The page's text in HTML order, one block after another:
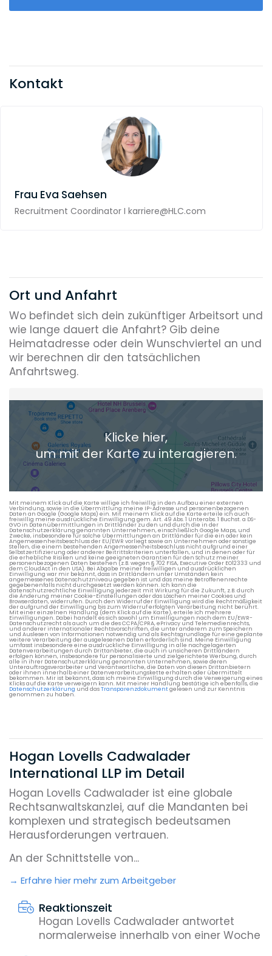
Kontakt
Frau Eva Saehsen
Recruitment Coordinator I karriere@HLC.com
Ort und Anfahrt
Wo befindet sich dein zukünftiger Arbeitsort und
wie lange dauert die Anfahrt? Gib deine
Heimatadresse oder dein Wunschviertel an und
wir berechnen dir den tatsächlichen
Anfahrtsweg.
Heimatadresse oder Wunschort
+ Aktuellen Standort hinzufügen
Die berechneten Anreisezeiten basieren auf den
Verkehrsdaten eines typischen Dienstag morgens um 8:30.
Klicke hier,
um mit der Karte zu interagieren.
Mit meinem Klick auf die Karte willige ich freiwillig in den Aufbau einer externen
Verbindung, sowie in die Übermittlung meine IP-Adresse und personenbezogenen
Daten an Google (Google Maps) ein. Mit meinem Klick auf die Karte erteile ich auch
freiwillig meine ausdrückliche Einwilligung gem. Art. 49 Abs. 1 Unterabs. 1 Buchst. a DS-
GVO in Datenübermittlungen in Drittländer zu den und durch die in der
Datenschutzerklärung genannten Unternehmen, einschließlich Google Maps, und
Zwecke, insbesondere für solche Übermittlungen an Drittländer für die ein oder kein
Angemessenheitsbeschluss der EU/EWR vorliegt sowie an Unternehmen oder sonstige
Stellen, die einem bestehenden Angemessenheitsbeschluss nicht aufgrund einer
Selbstzertifizierung oder anderer Beitrittskriterien unterfallen, und in denen oder für
die erhebliche Risiken und keine geeigneten Garantien für den Schutz meiner
personenbezogenen Daten bestehen (z.B. wegen § 702 FISA, Executive Order EO12333 und
dem CloudAct in den USA). Bei Abgabe meiner freiwilligen und ausdrücklichen
Einwilligung war mir bekannt, dass in Drittländern unter Umständen kein
angemessenes Datenschutzniveau gegeben ist und das meine Betroffenenrechte
gegebenenfalls nicht durchgesetzt werden können. Ich kann die
datenschutzrechtliche Einwilligung jederzeit mit Wirkung für die Zukunft, z.B. durch
die Änderung meiner Cookie-Einstellungen oder das Löschen meiner Cookies und
Browserdaten, widerrufen. Durch den Widerruf der Einwilligung wird die Rechtmäßigkeit
der aufgrund der Einwilligung bis zum Widerruf erfolgten Verarbeitung nicht berührt.
Mit einer einzelnen Handlung (dem Klick auf die Karte), erteile ich mehrere
Einwilligungen. Dabei handelt es sich sowohl um Einwilligungen nach dem EU/EWR-
Datenschutzrecht als auch um die des CCPA/CPRA, ePrivacy und Telemedienrechts,
und anderer internationaler Rechtsvorschriften, die unter anderem zum Speichern
und Auslesen von Informationen notwendig und als Rechtsgrundlage für eine geplante
weitere Verarbeitung der ausgelesenen Daten erforderlich sind. Meine Einwilligung
umfasst insbesondere eine ausdrückliche Einwilligung in alle nachgelagerten
Datenverarbeitungen durch Drittanbieter, die auch in unsicheren Drittländern
erfolgen können, insbesondere für personalisierte und zielgerichtete Werbung, durch
alle in ihrer Datenschutzerklärung genannten Unternehmen, sowie deren
Unterauftragsverarbeiter und Verantwortliche, die Daten von diesen Drittanbietern
oder ihnen innerhalb einer Datenverarbeitungskette erhalten oder übermittelt
bekommen. Mir ist bekannt, dass ich meine Einwilligung durch die Verweigerung eines
Klicks auf die Karte verweigern kann. Mit meiner Handlung bestätige ich ebenfalls, die
Datenschutzerklärung und dasTransparenzdokumentgelesen und zur Kenntnis
genommen zu haben.
Hogan Lovells Cadwalader
International LLP im Detail
Hogan Lovells Cadwalader ist eine globale
Rechtsanwaltskanzlei, auf die Mandanten bei
komplexen und strategisch bedeutsamen
Herausforderungen vertrauen.
An der Schnittstelle von...
Erfahre hier mehr zum Arbeitgeber
Reaktionszeit
Hogan Lovells Cadwalader antwortet
normalerweise innerhalb von einer Woche